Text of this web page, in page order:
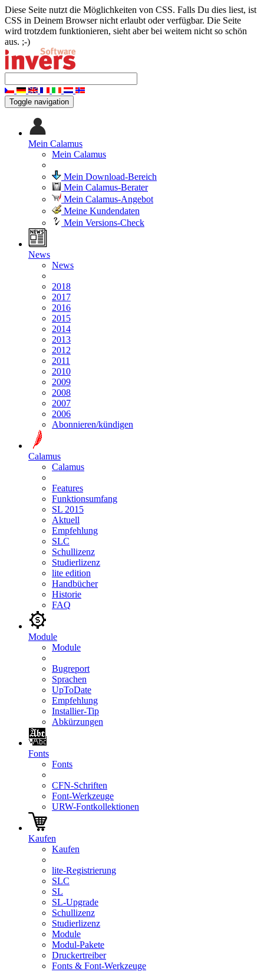
Diese Seite nutzt die Möglichkeiten von CSS. Falls Du dies liest, ist
CSS in Deinem Browser nicht erlaubt oder verfügbar. Die Seite
wird trotzdem funktionieren, sieht aber bei weitem nicht so schön
aus. ;-)
Toggle navigation
Mein Calamus
Mein Calamus
Mein Download-Bereich
Mein Calamus-Berater
Mein Calamus-Angebot
Meine Kundendaten
Mein Versions-Check
News
News
2018
2017
2016
2015
2014
2013
2012
2011
2010
2009
2008
2007
2006
Abonnieren/kündigen
Calamus
Calamus
Features
Funktionsumfang
SL 2015
Aktuell
Empfehlung
SLC
Schullizenz
Studierlizenz
lite edition
Handbücher
Historie
FAQ
Module
Module
Bugreport
Sprachen
UpToDate
Empfehlung
Installier-Tip
Abkürzungen
Fonts
Fonts
CFN-Schriften
Font-Werkzeuge
URW-Fontkollektionen
Kaufen
Kaufen
lite-Registrierung
SLC
SL
SL-Upgrade
Schullizenz
Studierlizenz
Module
Modul-Pakete
Druckertreiber
Fonts & Font-Werkzeuge